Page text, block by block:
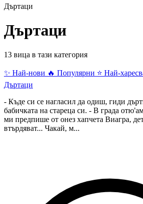
Дъртаци
Дъртаци
13 вица в тази категория
✨ Най-нови 🔥 Популярни ⭐ Най-
Дъртаци
- Къде си се нагласил да одиш, гиди
бабичката на стареца си. - В града
ми предпише от онез хапчета Виагра,
втърдяват... Чакай, м...